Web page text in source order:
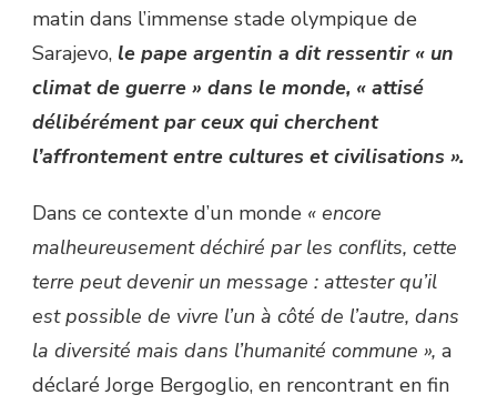
matin dans l’immense stade olympique de
Sarajevo, le pape argentin a dit ressentir « un
climat de guerre » dans le monde, « attisé
délibérément par ceux qui cherchent
l’affrontement entre cultures et civilisations ».
Dans ce contexte d’un monde « encore
malheureusement déchiré par les conflits, cette
terre peut devenir un message : attester qu’il
est possible de vivre l’un à côté de l’autre, dans
la diversité mais dans l’humanité commune », a
déclaré Jorge Bergoglio, en rencontrant en fin